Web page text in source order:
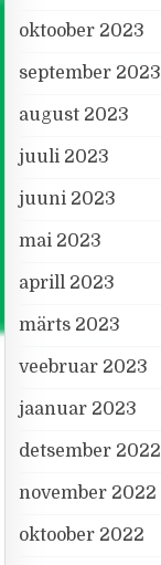
oktoober 2023
september 2023
august 2023
juuli 2023
juuni 2023
mai 2023
aprill 2023
märts 2023
veebruar 2023
jaanuar 2023
detsember 2022
november 2022
oktoober 2022